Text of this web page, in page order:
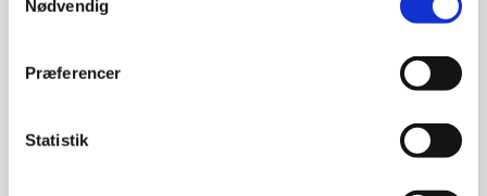
Nødvendig
Præferencer
Statistik